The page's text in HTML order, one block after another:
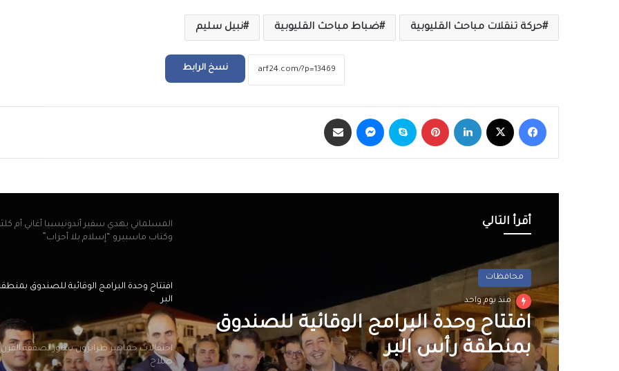
حركة تنقلات مباحث القليوبية ضباط مباحث القليوبية نبيل سليم
نسخ الرابط
فيسبوك لينكدإن بينتيريست سكايب ماسنجر
أقرأ التالي
محافظات
منذ يوم واحد
افتتاح وحدة البرامج الوقائية للصندوق
بمنطقة رأس البر
المسلماني يهدي سفير أندونيسيا أغاني أم
وكتاب ماسبيرو “إسلام بلا أحزاب”
افتتاح وحدة البرامج الوقائية للصندوق
البر
احتفالات جماهير طرابزون سبور بصفقة
صلاح